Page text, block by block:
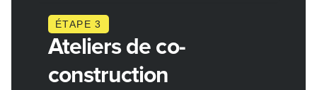
ÉTAPE 3
Ateliers de co-
construction